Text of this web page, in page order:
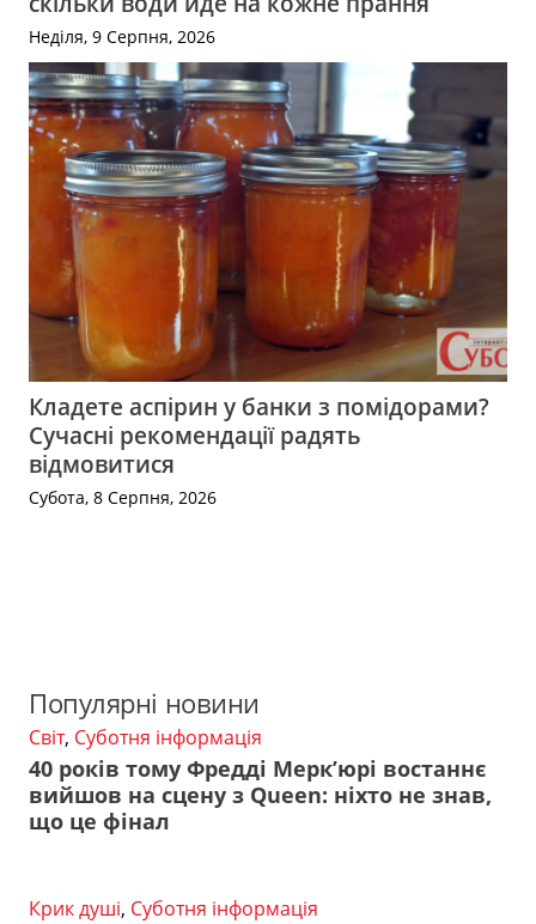
Неділя, 9 Серпня, 2026
Кладете аспірин у банки з помідорами?
Сучасні рекомендації радять
відмовитися
Субота, 8 Серпня, 2026
Популярні новини
Світ, Суботня інформація
40 років тому Фредді Мерк’юрі востаннє
вийшов на сцену з Queen: ніхто не знав,
що це фінал
Крик душі, Суботня інформація